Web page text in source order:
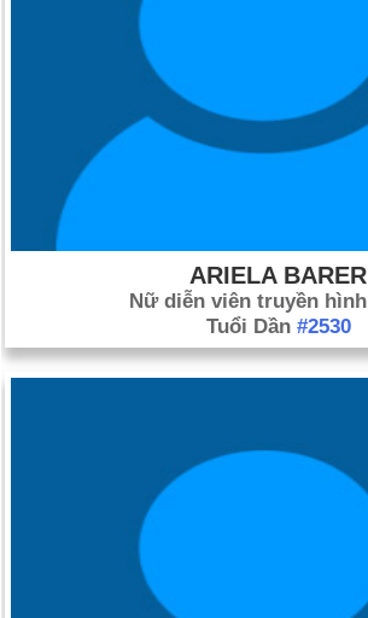
ARIELA BARER
Nữ diễn viên truyền hình
Tuổi Dần #2530